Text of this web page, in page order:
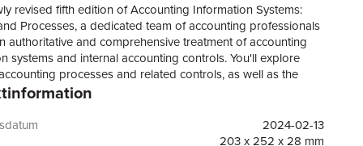
revised fifth edition of Accounting Information Systems:
Processes, a dedicated team of accounting professionals
authoritative and comprehensive treatment of accounting
systems and internal accounting controls. You'll explore
processes and related controls, as well as the
corporate governance issues related to them.The authors,
in the accounting industry, offer readers an appreciation
controls while maintaining an easy-to-follow style that
2024-02-13
203 x 252 x 28 mm